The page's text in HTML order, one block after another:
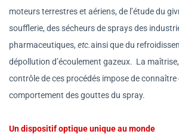
moteurs terrestres et aériens, de l’étude du
soufflerie, des sécheurs de sprays des
pharmaceutiques, etc.ainsi que du
dépollution d’écoulement gazeux. La
contrôle de ces procédés impose de connaître
comportement des gouttes du spray.
Un dispositif optique unique au monde